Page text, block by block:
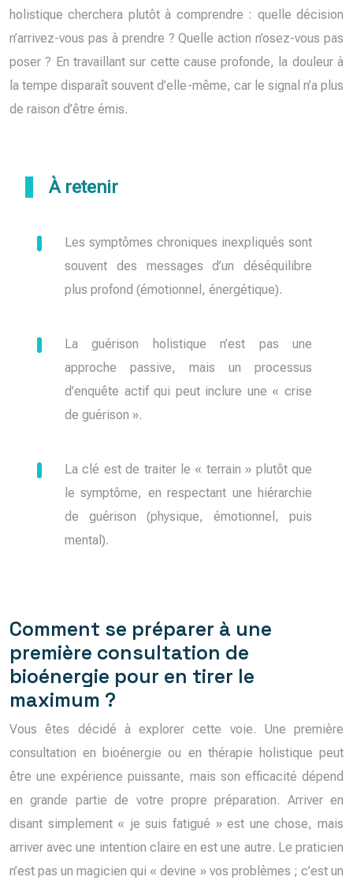
holistique cherchera plutôt à comprendre : quelle décision
n’arrivez-vous pas à prendre ? Quelle action n’osez-vous pas
poser ? En travaillant sur cette cause profonde, la douleur à
la tempe disparaît souvent d’elle-même, car le signal n’a plus
de raison d’être émis.
À retenir
Les symptômes chroniques inexpliqués sont
souvent des messages d’un déséquilibre
plus profond (émotionnel, énergétique).
La guérison holistique n’est pas une
approche passive, mais un processus
d’enquête actif qui peut inclure une « crise
de guérison ».
La clé est de traiter le « terrain » plutôt que
le symptôme, en respectant une hiérarchie
de guérison (physique, émotionnel, puis
mental).
Comment se préparer à une
première consultation de
bioénergie pour en tirer le
maximum ?
Vous êtes décidé à explorer cette voie. Une première
consultation en bioénergie ou en thérapie holistique peut
être une expérience puissante, mais son efficacité dépend
en grande partie de votre propre préparation. Arriver en
disant simplement « je suis fatigué » est une chose, mais
arriver avec une intention claire en est une autre. Le praticien
n’est pas un magicien qui « devine » vos problèmes ; c’est un